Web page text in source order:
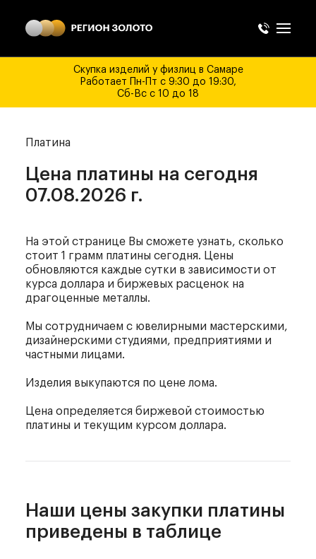
Скупка изделий у физлиц в Самаре
Работает Пн-Пт с 9:30 до 19:30,
Сб-Вс с 10 до 18
Платина
Цена платины на сегодня
07.08.2026 г.
На этой странице Вы сможете узнать, сколько
стоит 1 грамм платины сегодня. Цены
обновляются каждые сутки в зависимости от
курса доллара и биржевых расценок на
драгоценные металлы.
Мы сотрудничаем с ювелирными мастерскими,
дизайнерскими студиями, предприятиями и
частными лицами.
Изделия выкупаются по цене лома.
Цена определяется биржевой стоимостью
платины и текущим курсом доллара.
Наши цены закупки платины
приведены в таблице